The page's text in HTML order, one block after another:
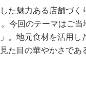
た魅力ある店舗づく
今回のテーマはご当
。地元食材を活用
た目の華やかさであ